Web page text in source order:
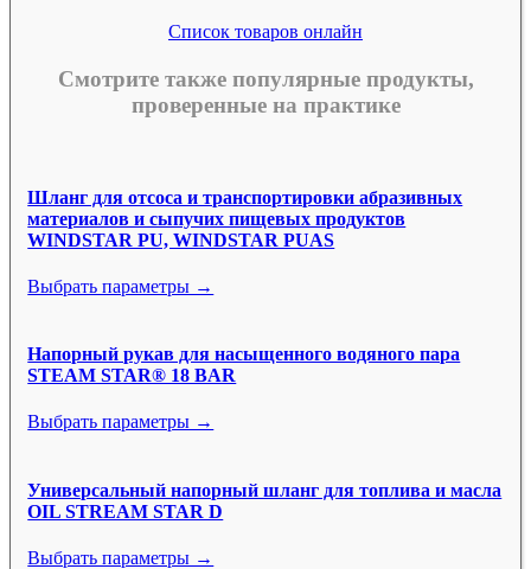
Список товаров онлайн
Смотрите также популярные продукты,
проверенные на практике
Шланг для отсоса и транспортировки абразивных
материалов и сыпучих пищевых продуктов
WINDSTAR PU, WINDSTAR PUAS
Выбрать параметры →
Напорный рукав для насыщенного водяного пара
STEAM STAR® 18 BAR
Выбрать параметры →
Универсальный напорный шланг для топлива и масла
OIL STREAM STAR D
Выбрать параметры →